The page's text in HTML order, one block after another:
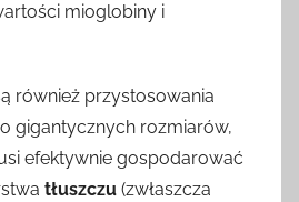
mioglobiny i
również przystosowania
gigantycznych rozmiarów,
efektywnie gospodarować
tłuszczu (zwłaszcza